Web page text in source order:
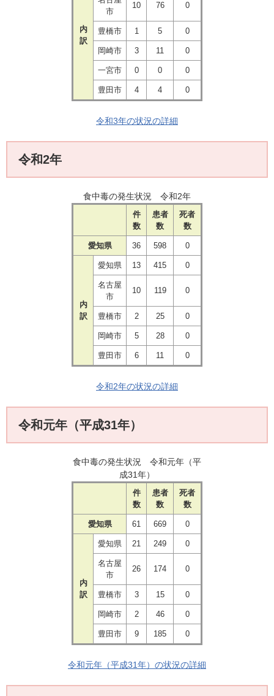
内
訳
市
10 76 0
豊橋市 1 5 0
岡崎市 3 11 0
一宮市 0 0 0
豊田市 4 4 0
令和3年の状況の詳細
令和2年
食中毒の発生状況 令和2年
件
数
患者
数
死者
数
愛知県 36 598 0
内
訳
愛知県 13 415 0
名古屋
市
10 119 0
豊橋市 2 25 0
岡崎市 5 28 0
豊田市 6 11 0
令和2年の状況の詳細
令和元年（平成31年）
食中毒の発生状況 令和元年（平
成31年）
件
数
患者
数
死者
数
愛知県 61 669 0
内
訳
愛知県 21 249 0
名古屋
市
26 174 0
豊橋市 3 15 0
岡崎市 2 46 0
豊田市 9 185 0
令和元年（平成31年）の状況の詳細